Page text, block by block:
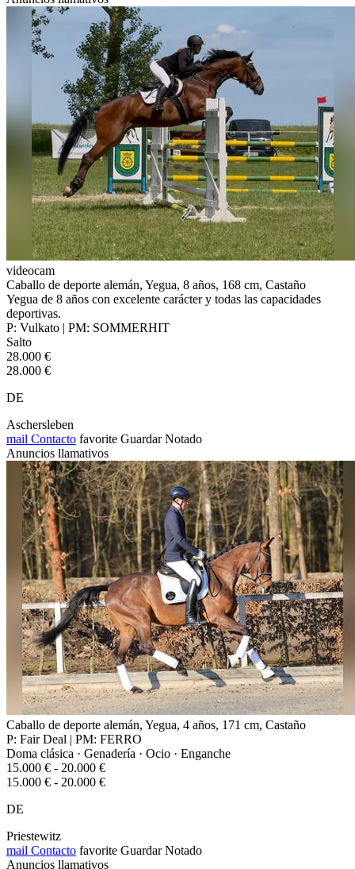
videocam
Caballo de deporte alemán, Yegua, 8 años, 168 cm, Castaño
Yegua de 8 años con excelente carácter y todas las capacidades
deportivas.
P: Vulkato | PM: SOMMERHIT
Salto
28.000 €
28.000 €
DE
Aschersleben
mail Contacto favorite Guardar Notado
Anuncios llamativos
Caballo de deporte alemán, Yegua, 4 años, 171 cm, Castaño
P: Fair Deal | PM: FERRO
Doma clásica · Genadería · Ocio · Enganche
15.000 € - 20.000 €
15.000 € - 20.000 €
DE
Priestewitz
mail Contacto favorite Guardar Notado
Anuncios llamativos